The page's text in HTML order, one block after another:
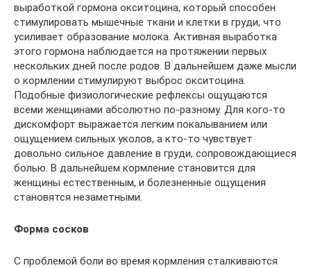
выработкой гормона окситоцина, который способен
стимулировать мышечные ткани и клетки в груди, что
усиливает образование молока. Активная выработка
этого гормона наблюдается на протяжении первых
нескольких дней после родов. В дальнейшем даже мысли
о кормлении стимулируют выброс окситоцина.
Подобные физиологические рефлексы ощущаются
всеми женщинами абсолютно по-разному. Для кого-то
дискомфорт выражается легким покалыванием или
ощущением сильных уколов, а кто-то чувствует
довольно сильное давление в груди, сопровождающиеся
болью. В дальнейшем кормление становится для
женщины естественным, и болезненные ощущения
становятся незаметными.
Форма сосков
С проблемой боли во время кормления сталкиваются